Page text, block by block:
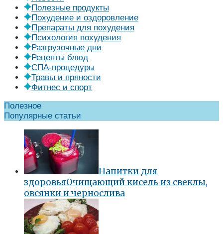
Полезные продукты
Похудение и оздоровление
Препараты для похудения
Психология похудения
Разгрузочные дни
Рецепты блюд
СПА-процедуры
Травы и пряности
Фитнес и спорт
Полезное
Популярные статьи
Напитки для
здоровьяОчищающий кисель из свеклы,
овсянки и чернослива